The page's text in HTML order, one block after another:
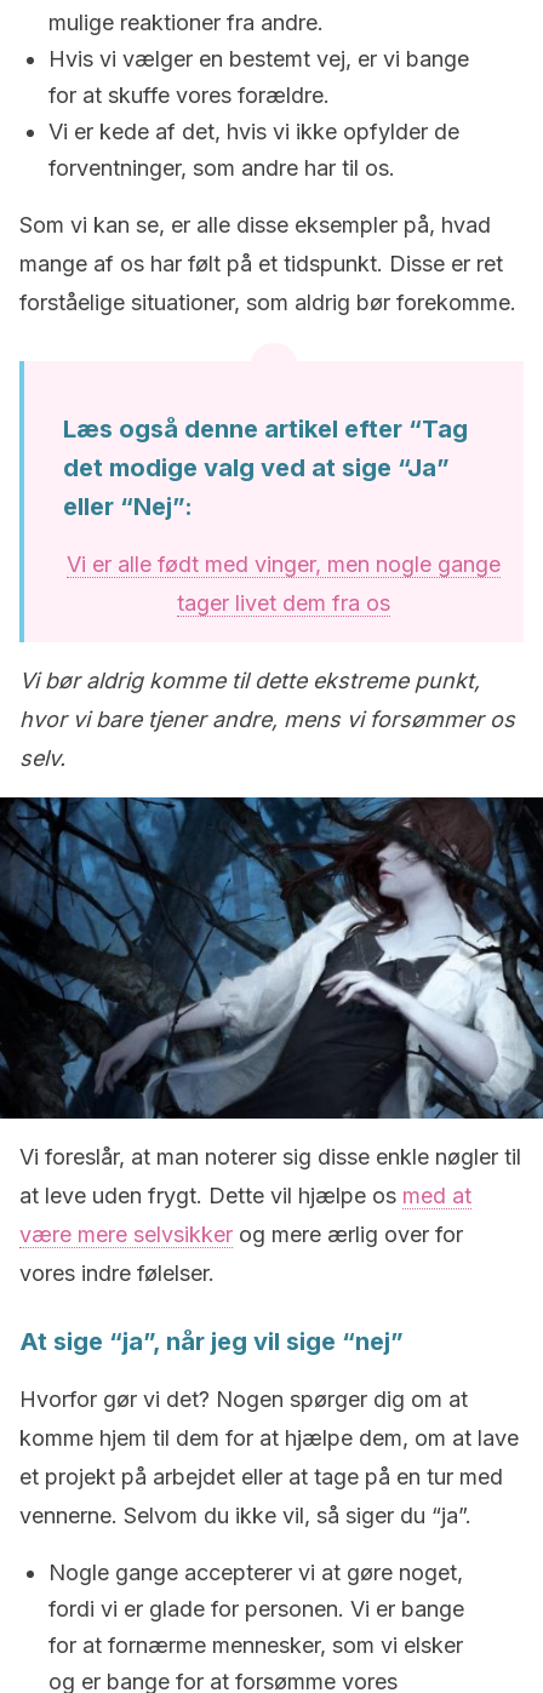
mulige reaktioner fra andre.
Hvis vi vælger en bestemt vej, er vi bange
for at skuffe vores forældre.
Vi er kede af det, hvis vi ikke opfylder de
forventninger, som andre har til os.
Som vi kan se, er alle disse eksempler på, hvad
mange af os har følt på et tidspunkt. Disse er ret
forståelige situationer, som aldrig bør forekomme.
Læs også denne artikel efter “Tag
det modige valg ved at sige “Ja”
eller “Nej”:
Vi er alle født med vinger, men nogle gange
tager livet dem fra os
Vi bør aldrig komme til dette ekstreme punkt,
hvor vi bare tjener andre, mens vi forsømmer os
selv.
Vi foreslår, at man noterer sig disse enkle nøgler til
at leve uden frygt. Dette vil hjælpe os med at
være mere selvsikker og mere ærlig over for
vores indre følelser.
At sige “ja”, når jeg vil sige “nej”
Hvorfor gør vi det? Nogen spørger dig om at
komme hjem til dem for at hjælpe dem, om at lave
et projekt på arbejdet eller at tage på en tur med
vennerne. Selvom du ikke vil, så siger du “ja”.
Nogle gange accepterer vi at gøre noget,
fordi vi er glade for personen. Vi er bange
for at fornærme mennesker, som vi elsker
og er bange for at forsømme vores